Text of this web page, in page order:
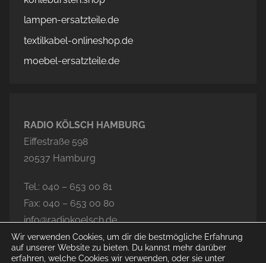
lampen-ersatzteile.de
textilkabel-onlineshop.de
moebel-ersatzteile.de
RADIO KÖLSCH HAMBURG
Eiffestraße 598
20537 Hamburg
Tel.: 040 – 653 00 81
Fax: 040 – 653 00 80
info@radiokoelsch.de
Wir verwenden Cookies, um dir die bestmögliche Erfahrung
auf unserer Website zu bieten. Du kannst mehr darüber
erfahren, welche Cookies wir verwenden, oder sie unter